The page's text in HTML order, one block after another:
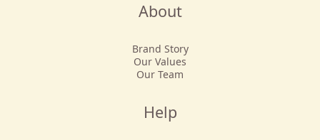
About
Brand Story
Our Values
Our Team
Help